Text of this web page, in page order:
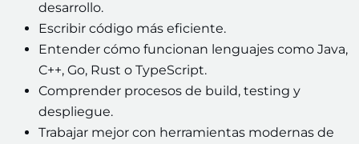
desarrollo.
Escribir código más eficiente.
Entender cómo funcionan lenguajes como Java,
C++, Go, Rust o TypeScript.
Comprender procesos de build, testing y
despliegue.
Trabajar mejor con herramientas modernas de